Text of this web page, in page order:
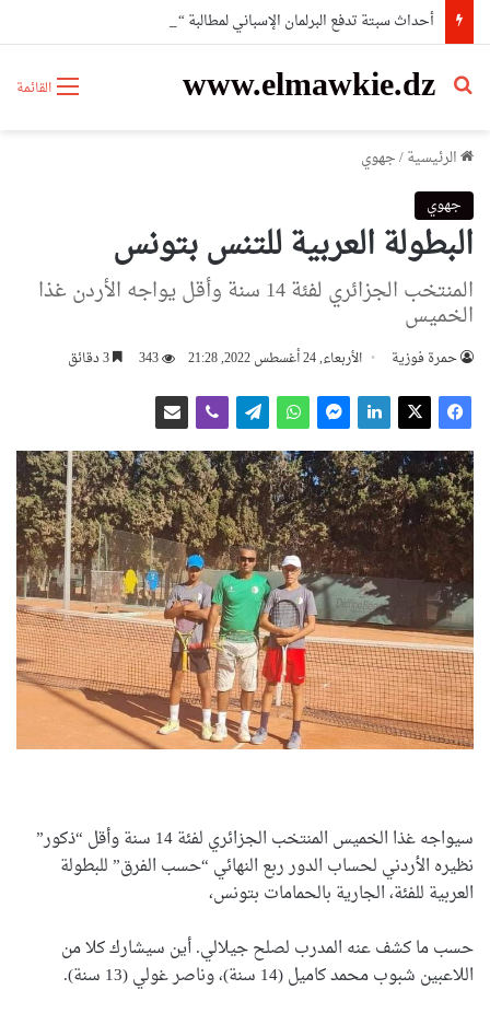
القائمة www.elmawkie.dz
بحث عن
الرئيسية/جهوي
جهوي
البطولة العربية للتنس بتونس
المنتخب الجزائري لفئة 14 سنة وأقل يواجه الأردن غذا
الخميس
حمرة فوزية الأربعاء, 24 أغسطس 2022, 21:28 343
سيواجه غذا الخميس المنتخب الجزائري لفئة 14 سنة وأقل “ذكور”
نظيره الأردني لحساب الدور ربع النهائي “حسب الفرق” للبطولة
العربية للفئة، الجارية بالحمامات بتونس،
حسب ما كشف عنه المدرب لصلح جيلالي. أين سيشارك كلا من
اللاعبين شبوب محمد كاميل (14 سنة)، وناصر غولي (13 سنة).